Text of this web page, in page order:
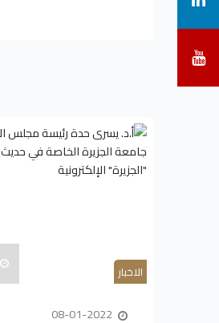
الاخبار